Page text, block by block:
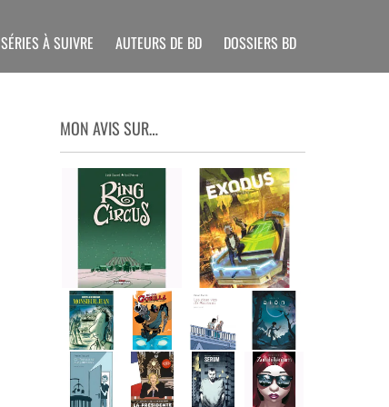
SÉRIES À SUIVRE AUTEURS DE BD DOSSIERS BD
MON AVIS SUR…